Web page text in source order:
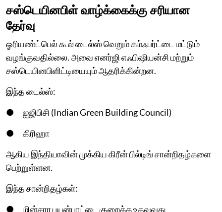
சஸ்டெயினபிள் வாழ்க்கைக்கு சரியான
தேர்வு
ஓரியண்ட்பெல் கூல் டைல்ஸ் வெறும் கம்ஃபர்ட்டை மட்டும்
வழங்குவதில்லை. அவை எனர்ஜி எஃபிஷியன்சி மற்றும்
சஸ்டெயினபிளிட்டியையும் ஆதரிக்கின்றன.
இந்த டைல்ஸ்:
● ஐஜிபிசி (Indian Green Building Council)
● கிரிஹா
ஆகிய இந்தியாவின் முக்கிய கிரீன் பில்டிங் சான்றிதழ்களை
பெற்றுள்ளன.
இந்த சான்றிதழ்கள்:
● மின்சார பயன்பாட்டை குறைக்க உதவுவது